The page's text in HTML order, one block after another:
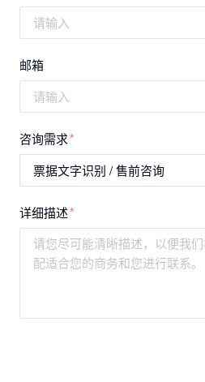
邮箱
咨询需求
票据文字识别 / 售前咨询
详细描述